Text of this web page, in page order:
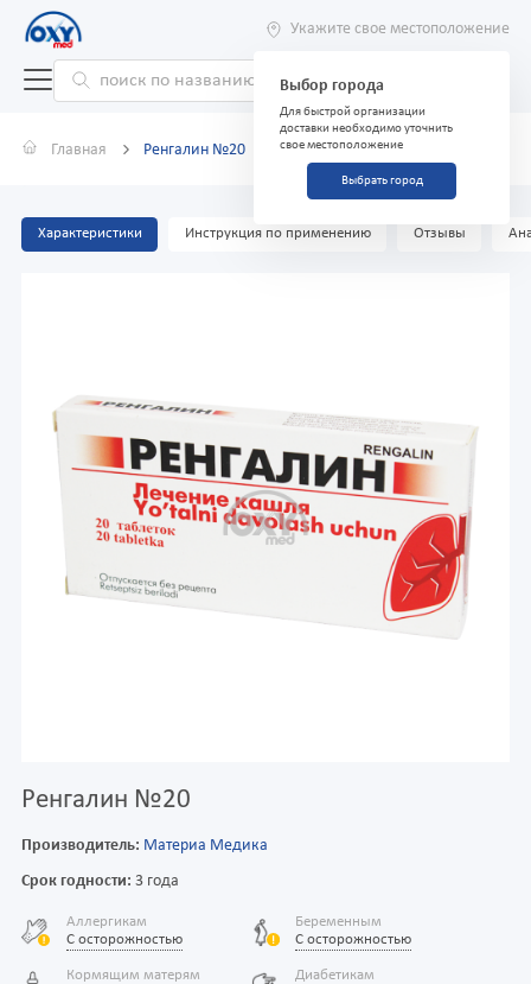
Укажите свое местоположение
Выбор города
Для быстрой организации
доставки необходимо уточнить
свое местоположение
Выбрать город
Главная Ренгалин №20
Характеристики Инструкция по применению Отзывы
Ренгалин №20
Производитель: Материа Медика
Срок годности: 3 года
Аллергикам
С осторожностью
Беременным
С осторожностью
Кормящим матерям
Диабетикам